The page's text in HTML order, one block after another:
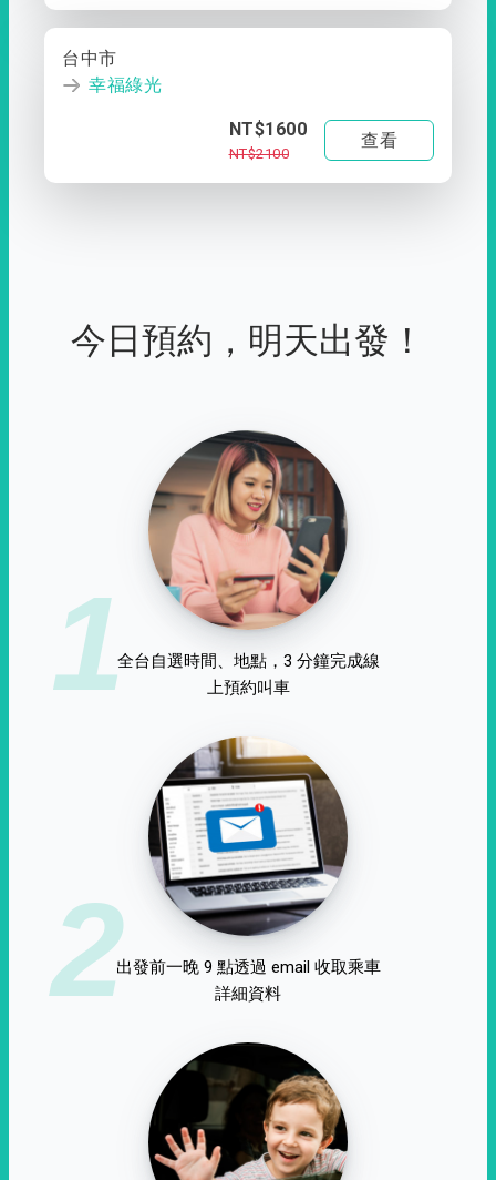
台中市
幸福綠光
NT$1600
NT$2100
查看
今日預約，明天出發！
1全台自選時間、地點，3 分鐘完成線
上預約叫車
2出發前一晚 9 點透過 email 收取乘車
詳細資料